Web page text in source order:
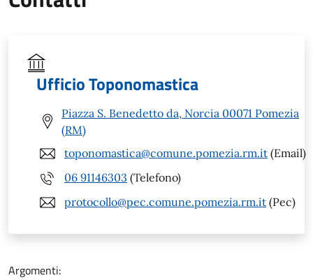
Ufficio Toponomastica
Piazza S. Benedetto da, Norcia 00071 Pomezia
(RM)
toponomastica@comune.pomezia.rm.it (Email)
06 91146303 (Telefono)
protocollo@pec.comune.pomezia.rm.it (Pec)
Argomenti: